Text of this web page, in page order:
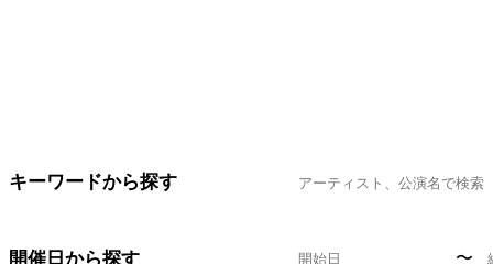
キーワードから探す
開催日から探す 〜